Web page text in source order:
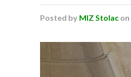
Posted by MIZ Stolac on